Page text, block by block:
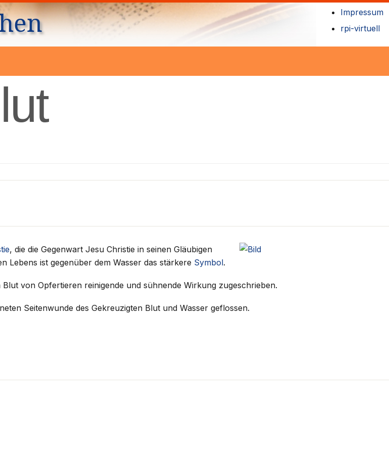
Impressum
rpi-virtuell
, die die Gegenwart Jesu Christie in seinen Gläubigen
Lebens ist gegenüber dem Wasser das stärkere Symbol.
von Opfertieren reinigende und sühnende Wirkung zugeschrieben.
Seitenwunde des Gekreuzigten Blut und Wasser geflossen.